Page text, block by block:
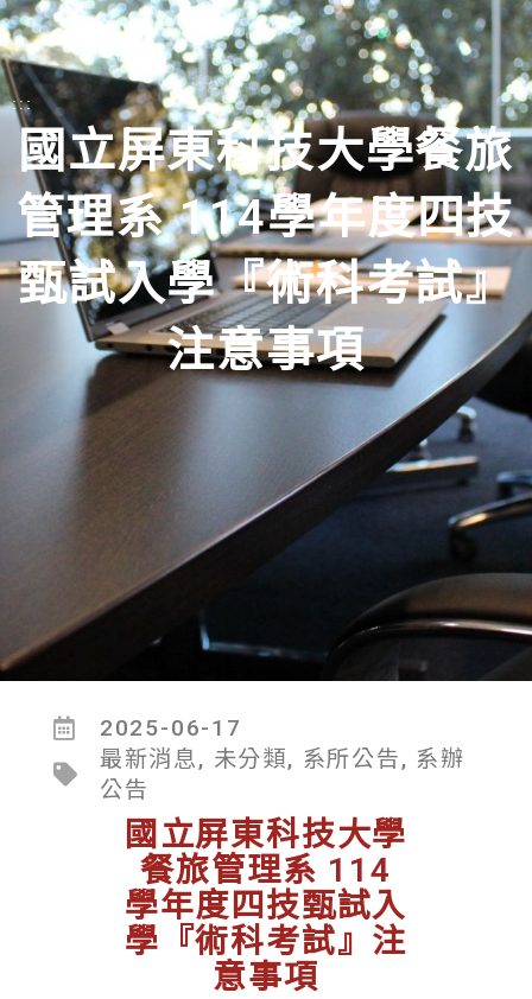
:::
國立屏東科技大學餐旅
管理系 114學年度四技
甄試入學『術科考試』
注意事項
2025-06-17
最新消息, 未分類, 系所公告, 系辦
公告
國立屏東科技大學
餐旅管理系 114
學年度四技甄試入
學『術科考試』注
意事項